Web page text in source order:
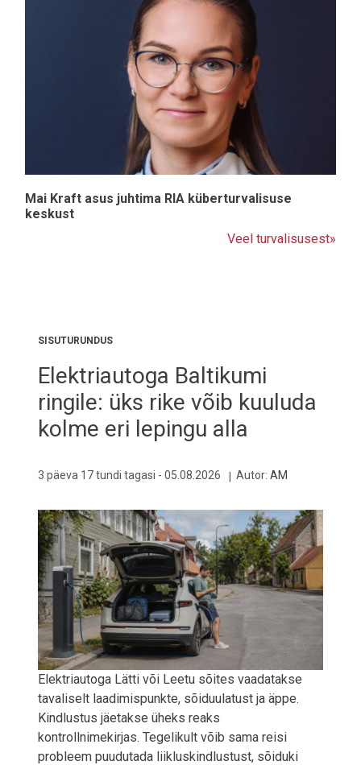
Mai Kraft asus juhtima RIA küberturvalisuse
keskust
Veel turvalisusest»
SISUTURUNDUS
Elektriautoga Baltikumi
ringile: üks rike võib kuuluda
kolme eri lepingu alla
3 päeva 17 tundi tagasi - 05.08.2026 Autor: AM
Elektriautoga Lätti või Leetu sõites vaadatakse
tavaliselt laadimispunkte, sõiduulatust ja äppe.
Kindlustus jäetakse üheks reaks
kontrollnimekirjas. Tegelikult võib sama reisi
probleem puudutada liikluskindlustust, sõiduki